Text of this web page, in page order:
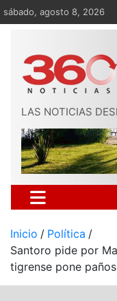
Saltar
al
sábado, agosto 8, 2026
LAS NOTICIAS
Inicio
Política
Santoro pide por
tigrense pone